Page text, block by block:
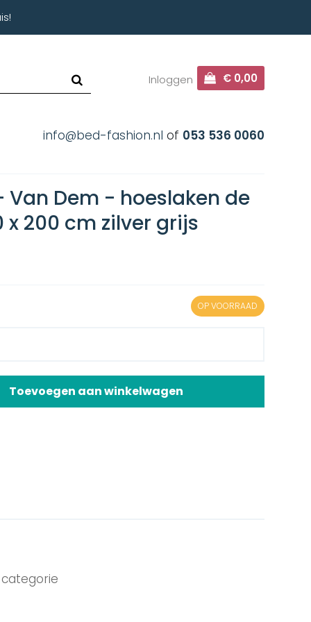
Inloggen € 0,00
info@bed-fashion.nl of 053 536 0060
Van Dem - hoeslaken de
x 200 cm zilver grijs
OP VOORRAAD
Toevoegen aan winkelwagen